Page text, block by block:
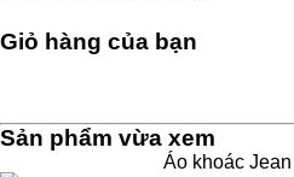
Giỏ hàng của bạn
Sản phẩm vừa xem
Áo khoác Jean